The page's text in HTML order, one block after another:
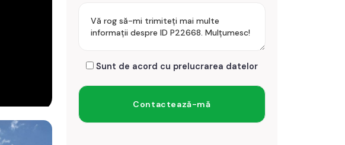
Sunt de acord cu prelucrarea datelor